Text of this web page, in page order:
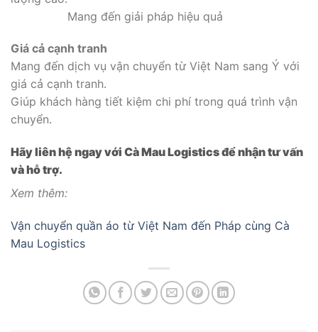
Mang đến giải pháp hiệu quả
Giá cả cạnh tranh
Mang đến dịch vụ vận chuyển từ Việt Nam sang Ý với
giá cả cạnh tranh.
Giúp khách hàng tiết kiệm chi phí trong quá trình vận
chuyển.
Hãy liên hệ ngay với Cà Mau Logistics để nhận tư vấn
và hỗ trợ.
Xem thêm:
Vận chuyển quần áo từ Việt Nam đến Pháp cùng Cà
Mau Logistics